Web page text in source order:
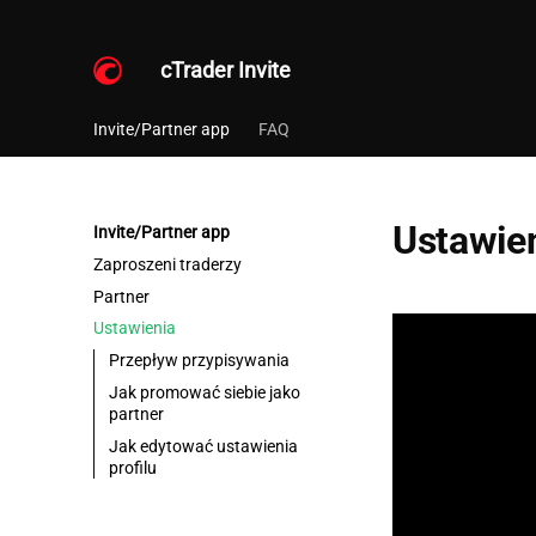
cTrader Invite
Invite/Partner app FAQ
Invite/Partner app
Zaproszeni traderzy
Partner
Ustawienia
Przepływ przypisywania
Jak promować siebie jako
partner
Jak edytować ustawienia
profilu